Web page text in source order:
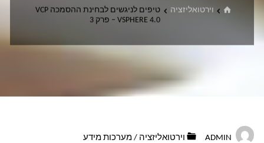
ביתוירטואליזציה
טיפים לניגשים לבחינת ההסמכה VCP
VSPHERE 4.0 – פרק 3
ADMIN וירטואליזציה / מערכות מידע